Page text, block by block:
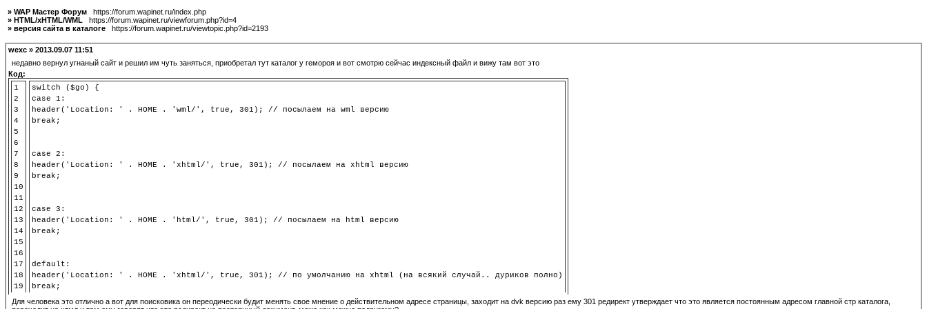
» WAP Мастер Форум https://forum.wapinet.ru/index.php
» HTML/xHTML/WML https://forum.wapinet.ru/viewforum.php?id=4
» версия сайта в каталоге https://forum.wapinet.ru/viewtopic.php?id=2193
wexc » 2013.09.07 11:51
недавно вернул угнаный сайт и решил им чуть заняться, приобретал тут каталог у гемороя и вот смотрю сейчас индексный файл и вижу там вот это
Код:
1
2
3
4
5
6
7
8
9
10
11
12
13
14
15
16
17
18
19
switch ($go) {
case 1:
header('Location: ' . HOME . 'wml/', true, 301); // посылаем на wml версию
break;
case 2:
header('Location: ' . HOME . 'xhtml/', true, 301); // посылаем на xhtml версию
break;
case 3:
header('Location: ' . HOME . 'html/', true, 301); // посылаем на html версию
break;
default:
header('Location: ' . HOME . 'xhtml/', true, 301); // по умолчанию на xhtml (на всякий случай.. дуриков полно)
break;
Для человека это отлично а вот для поисковика он переодически будит менять свое мнение о действительном адресе страницы, заходит на dvk версию раз ему 301 редирект утверждает что это является постоянным адресом главной стр каталога,